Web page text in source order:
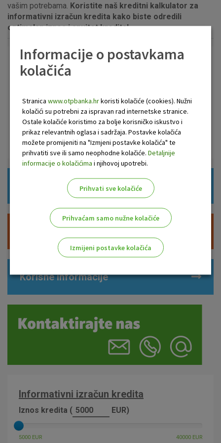
vašim potrebama. Koristite naš kreditni kalkulator za
informativni izračun kredita kako biste odredili
optimalan iznos i anuitet kredita!
Dodatno se informirajte
0800 21 00 21
Pošaljite nam upit
Zatražite poziv
Dokumenti za ugovaranje
Naknade
Korisne informacije
Informativni izračun kredita
Iznos kredita ( EUR)
5000 EUR 40000 EUR
Informacije o postavkama
kolačića
Stranica www.otpbanka.hrkoristi kolačiće (cookies). Nužni
kolačići su potrebni za ispravan rad internetske stranice.
Ostale kolačiće koristimo za bolje korisničko iskustvo i
prikaz relevantnih oglasa i sadržaja. Postavke kolačića
možete promijeniti na "Izmjeni postavke kolačića" te
prihvatiti sve ili samo neophodne kolačiće. Detaljnije
informacije o kolačićima i njihovoj upotrebi.
Prihvati sve kolačiće
Prihvaćam samo nužne kolačiće
Izmijeni postavke kolačića
Nužni kolačići
Analitički kolačići
Prihvaćam upotrebu navedenih kolačića
Nužni (tehnički) kolačići - uvijek aktivni